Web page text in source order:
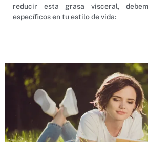
reducir esta grasa visceral,
específicos en tu estilo de vida: